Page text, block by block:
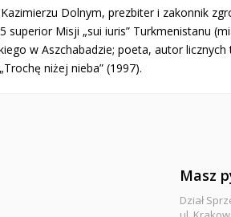
Dolnym, prezbiter i zakonnik
Misji „sui iuris” Turkmenistanu
w Aszchabadzie; poeta, autor
niżej nieba” (1997).
Masz
Dział